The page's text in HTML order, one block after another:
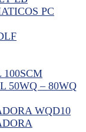
PC
50WQ – 80WQ
WQD10